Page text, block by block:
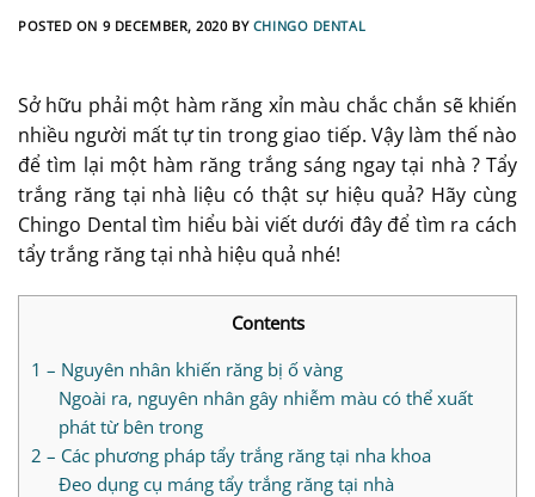
POSTED ON 9 DECEMBER, 2020 BY CHINGO DENTAL
Sở hữu phải một hàm răng xỉn màu chắc chắn sẽ khiến
nhiều người mất tự tin trong giao tiếp. Vậy làm thế nào
để tìm lại một hàm răng trắng sáng ngay tại nhà ? Tẩy
trắng răng tại nhà liệu có thật sự hiệu quả? Hãy cùng
Chingo Dental tìm hiểu bài viết dưới đây để tìm ra cách
tẩy trắng răng tại nhà hiệu quả nhé!
Contents
1 – Nguyên nhân khiến răng bị ố vàng
Ngoài ra, nguyên nhân gây nhiễm màu có thể xuất
phát từ bên trong
2 – Các phương pháp tẩy trắng răng tại nha khoa
Đeo dụng cụ máng tẩy trắng răng tại nhà